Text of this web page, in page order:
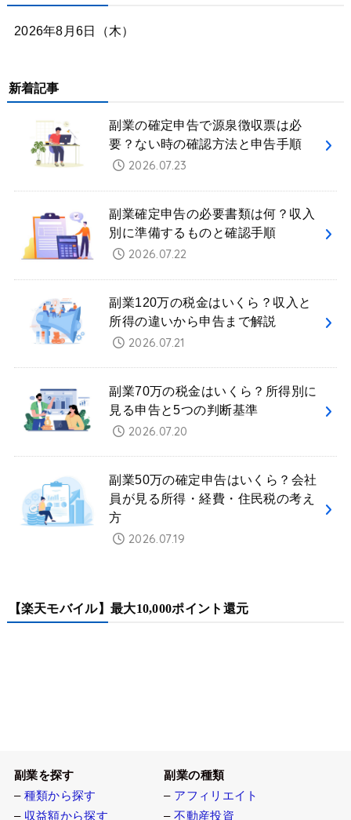
2026年8月6日（木）
新着記事
副業の確定申告で源泉徴収票は必
要？ない時の確認方法と申告手順
2026.07.23
副業確定申告の必要書類は何？収入
別に準備するものと確認手順
2026.07.22
副業120万の税金はいくら？収入と
所得の違いから申告まで解説
2026.07.21
副業70万の税金はいくら？所得別に
見る申告と5つの判断基準
2026.07.20
副業50万の確定申告はいくら？会社
員が見る所得・経費・住民税の考え
方
2026.07.19
【楽天モバイル】最大10,000ポイント還元